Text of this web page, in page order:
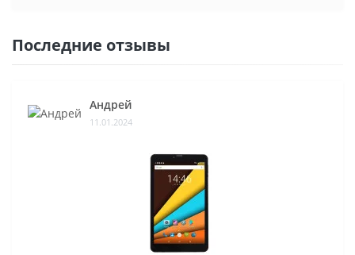
Последние отзывы
Андрей
11.01.2024